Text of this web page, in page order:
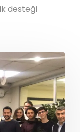
desteği